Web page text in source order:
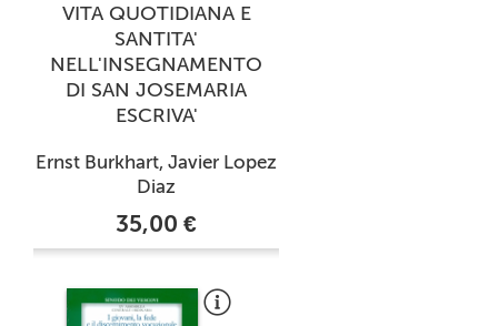
VITA QUOTIDIANA E
SANTITA'
NELL'INSEGNAMENTO
DI SAN JOSEMARIA
ESCRIVA'
Ernst Burkhart, Javier Lopez
Diaz
35,00 €